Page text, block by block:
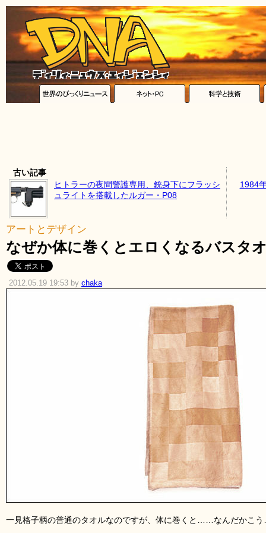
古い記事
ヒトラーの夜間警護専用、銃身下にフラッシ
ュライトを搭載したルガー・P08
1984
アートとデザイン
なぜか体に巻くとエロくなるバスタ
2012.05.19 19:53 by chaka
一見格子柄の普通のタオルなのですが、体に巻くと……なんだかこ